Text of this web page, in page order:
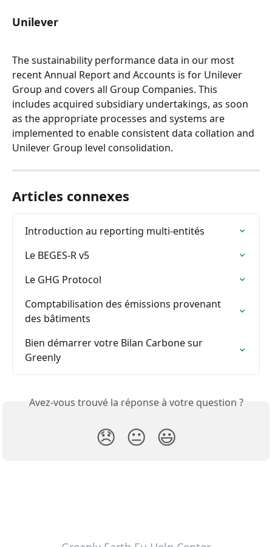
Unilever
The sustainability performance data in our most
recent Annual Report and Accounts is for Unilever
Group and covers all Group Companies. This
includes acquired subsidiary undertakings, as soon
as the appropriate processes and systems are
implemented to enable consistent data collation and
Unilever Group level consolidation.
Articles connexes
Introduction au reporting multi-entités
Le BEGES-R v5
Le GHG Protocol
Comptabilisation des émissions provenant
des bâtiments
Bien démarrer votre Bilan Carbone sur
Greenly
Avez-vous trouvé la réponse à votre question ?
😞 😐 😃